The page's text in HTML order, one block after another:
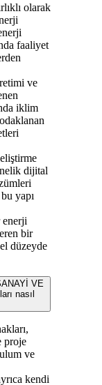
olarak
faaliyet
ve
iklim
dijital
yapı
bir
düzeyde
VE
nasıl
proje
ve
kendi